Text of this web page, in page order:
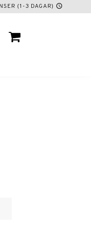
(1-3 DAGAR) schedule
BASKET